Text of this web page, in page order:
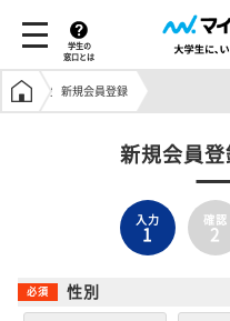
学生の
窓口とは
学生の窓口トップ
新規会員登録
新規会員
入力
1
確認
2
性別